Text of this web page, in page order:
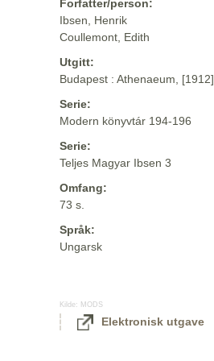
Forfatter/person:
Ibsen, Henrik
Coullemont, Edith
Utgitt:
Budapest : Athenaeum, [1912]
Serie:
Modern könyvtár 194-196
Serie:
Teljes Magyar Ibsen 3
Omfang:
73 s.
Språk:
Ungarsk
Kilde: MODS
Elektronisk utgave